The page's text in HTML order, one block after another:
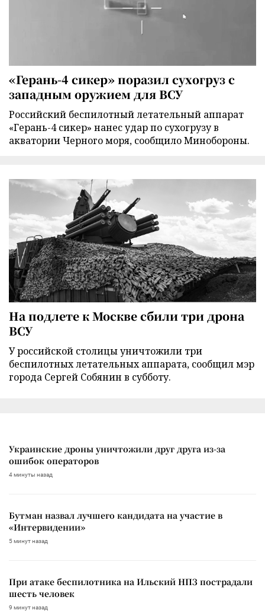
«Герань-4 сикер» поразил сухогруз с
западным оружием для ВСУ
Российский беспилотный летательный аппарат
«Герань-4 сикер» нанес удар по сухогрузу в
акватории Черного моря, сообщило Минобороны.
На подлете к Москве сбили три дрона
ВСУ
У российской столицы уничтожили три
беспилотных летательных аппарата, сообщил мэр
города Сергей Собянин в субботу.
Украинские дроны уничтожили друг друга из-за
ошибок операторов
4 минуты назад
Бутман назвал лучшего кандидата на участие в
«Интервидении»
5 минут назад
При атаке беспилотника на Ильский НПЗ пострадали
шесть человек
9 минут назад